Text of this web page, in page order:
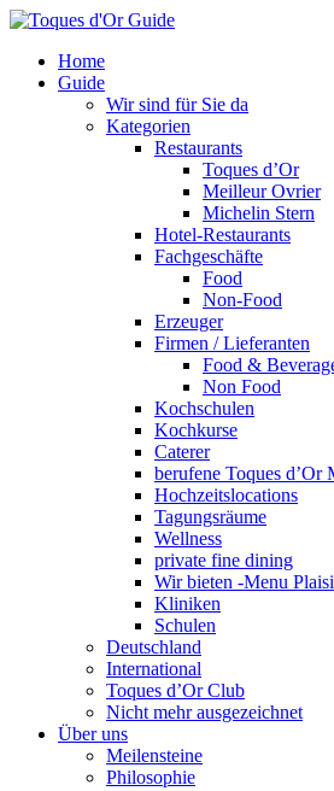
Home
Guide
Wir sind für Sie da
Kategorien
Restaurants
Toques d’Or
Meilleur Ovrier
Michelin Stern
Hotel-Restaurants
Fachgeschäfte
Food
Non-Food
Erzeuger
Firmen / Lieferanten
Food &
Non Food
Kochschulen
Kochkurse
Caterer
berufene Toques d’Or
Hochzeitslocations
Tagungsräume
Wellness
private fine dining
Wir bieten -Menu
Kliniken
Schulen
Deutschland
International
Toques d’Or Club
Nicht mehr ausgezeichnet
Über uns
Meilensteine
Philosophie